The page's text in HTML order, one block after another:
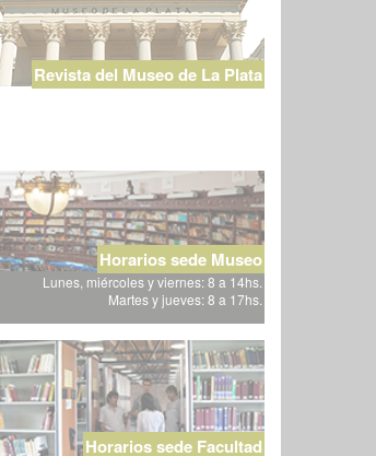
Revista del Museo de La Plata
Horarios sede Museo
Lunes, miércoles y viernes: 8 a 14hs.
Martes y jueves: 8 a 17hs.
Horarios sede Facultad